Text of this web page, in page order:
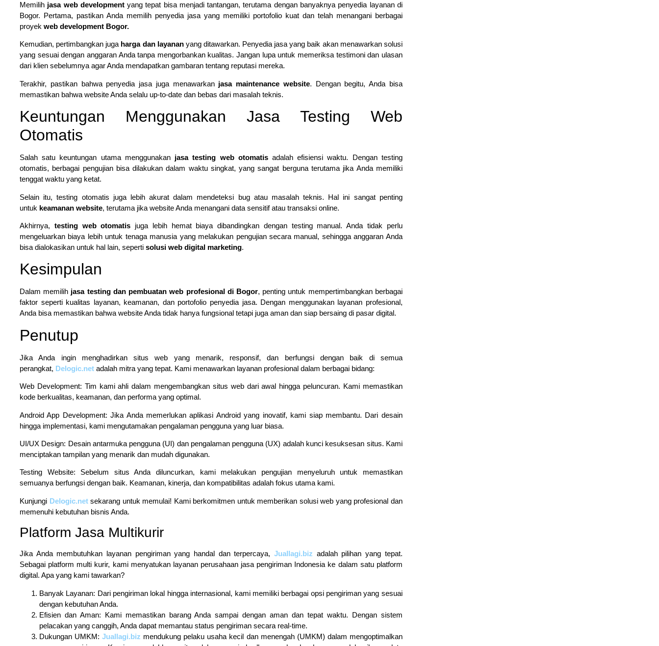
Memilih jasa web developmentyang tepat bisa menjadi tantangan, terutama dengan banyaknya penyedia layanan di
Bogor. Pertama, pastikan Anda memilih penyedia jasa yang memiliki portofolio kuat dan telah menangani berbagai
proyek web development Bogor.
Kemudian, pertimbangkan juga harga dan layananyang ditawarkan. Penyedia jasa yang baik akan menawarkan solusi
yang sesuai dengan anggaran Anda tanpa mengorbankan kualitas. Jangan lupa untuk memeriksa testimoni dan ulasan
dari klien sebelumnya agar Anda mendapatkan gambaran tentang reputasi mereka.
Terakhir, pastikan bahwa penyedia jasa juga menawarkan jasa maintenance website. Dengan begitu, Anda bisa
memastikan bahwa website Anda selalu up-to-date dan bebas dari masalah teknis.
Keuntungan Menggunakan Jasa Testing Web
Otomatis
Salah satu keuntungan utama menggunakan jasa testing web otomatisadalah efisiensi waktu. Dengan testing
otomatis, berbagai pengujian bisa dilakukan dalam waktu singkat, yang sangat berguna terutama jika Anda memiliki
tenggat waktu yang ketat.
Selain itu, testing otomatis juga lebih akurat dalam mendeteksi bug atau masalah teknis. Hal ini sangat penting
untuk keamanan website, terutama jika website Anda menangani data sensitif atau transaksi online.
Akhirnya, testing web otomatis juga lebih hemat biaya dibandingkan dengan testing manual. Anda tidak perlu
mengeluarkan biaya lebih untuk tenaga manusia yang melakukan pengujian secara manual, sehingga anggaran Anda
bisa dialokasikan untuk hal lain, seperti solusi web digital marketing.
Kesimpulan
Dalam memilih jasa testing dan pembuatan web profesional di Bogor, penting untuk mempertimbangkan berbagai
faktor seperti kualitas layanan, keamanan, dan portofolio penyedia jasa. Dengan menggunakan layanan profesional,
Anda bisa memastikan bahwa website Anda tidak hanya fungsional tetapi juga aman dan siap bersaing di pasar digital.
Penutup
Jika Anda ingin menghadirkan situs web yang menarik, responsif, dan berfungsi dengan baik di semua
perangkat, Delogic.net adalah mitra yang tepat. Kami menawarkan layanan profesional dalam berbagai bidang:
Web Development: Tim kami ahli dalam mengembangkan situs web dari awal hingga peluncuran. Kami memastikan
kode berkualitas, keamanan, dan performa yang optimal.
Android App Development: Jika Anda memerlukan aplikasi Android yang inovatif, kami siap membantu. Dari desain
hingga implementasi, kami mengutamakan pengalaman pengguna yang luar biasa.
UI/UX Design: Desain antarmuka pengguna (UI) dan pengalaman pengguna (UX) adalah kunci kesuksesan situs. Kami
menciptakan tampilan yang menarik dan mudah digunakan.
Testing Website: Sebelum situs Anda diluncurkan, kami melakukan pengujian menyeluruh untuk memastikan
semuanya berfungsi dengan baik. Keamanan, kinerja, dan kompatibilitas adalah fokus utama kami.
Kunjungi Delogic.netsekarang untuk memulai! Kami berkomitmen untuk memberikan solusi web yang profesional dan
memenuhi kebutuhan bisnis Anda.
Platform Jasa Multikurir
Jika Anda membutuhkan layanan pengiriman yang handal dan terpercaya,Juallagi.biz adalah pilihan yang tepat.
Sebagai platform multi kurir, kami menyatukan layanan perusahaan jasa pengiriman Indonesia ke dalam satu platform
digital. Apa yang kami tawarkan?
Banyak Layanan: Dari pengiriman lokal hingga internasional, kami memiliki berbagai opsi pengiriman yang sesuai
dengan kebutuhan Anda.
Efisien dan Aman: Kami memastikan barang Anda sampai dengan aman dan tepat waktu. Dengan sistem
pelacakan yang canggih, Anda dapat memantau status pengiriman secara real-time.
Dukungan UMKM: Juallagi.biz mendukung pelaku usaha kecil dan menengah (UMKM) dalam mengoptimalkan